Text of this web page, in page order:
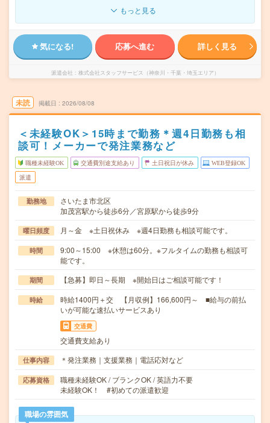
もっと見る
気になる! 応募へ進む 詳しく見る
派遣会社 株式会社スタッフサービス（神奈川・千葉・埼玉エリア）
未読 掲載日 2026/08/08
＜未経験OK＞15時まで勤務＊週4日勤務も相
談可！メーカーで発注業務など
職種未経験OK 交通費別途支給あり 土日祝日が休み WEB登録OK
派遣
勤務地
さいたま市北区
加茂宮駅から徒歩6分／宮原駅から徒歩9分
曜日頻度 月～金 ※土日祝休み ※週4日勤務も相談可能です。
時間
9:00～15:00 ※休憩は60分。※フルタイムの勤務も相談可
能です。
期間 【急募】即日～長期 ※開始日はご相談可能です！
時給
時給1400円＋交 【月収例】166,600円～ ■給与の前払
いが可能な速払いサービスあり
交通費
交通費支給あり
仕事内容 ＊発注業務｜支援業務｜電話応対など
応募資格
職種未経験OK / ブランクOK / 英語力不要
未経験OK！ #初めての派遣歓迎
職場の雰囲気